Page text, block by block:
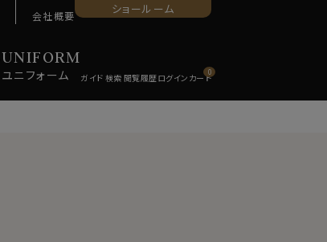
UNIFORM
ユニ フォーム
会社概要 ショールーム
0